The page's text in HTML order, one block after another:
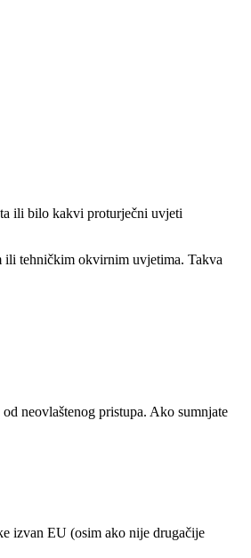
ili bilo kakvi proturječni uvjeti
ili tehničkim okvirnim uvjetima. Takva
neovlaštenog pristupa. Ako sumnjate
izvan EU (osim ako nije drugačije